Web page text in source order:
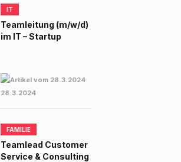
IT
Teamleitung (m/w/d)
im IT – Startup
28.3.2024
FAMILIE
Teamlead Customer
Service & Consulting